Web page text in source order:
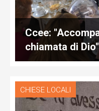
Ccee:
chiamata di Dio"
CHIESE LOCALI